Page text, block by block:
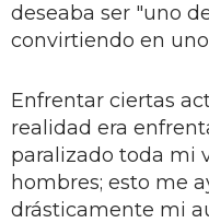
deseaba ser "uno
convirtiendo en
Enfrentar ciertas
realidad era
paralizado toda mi
hombres; esto me
drásticamente mi